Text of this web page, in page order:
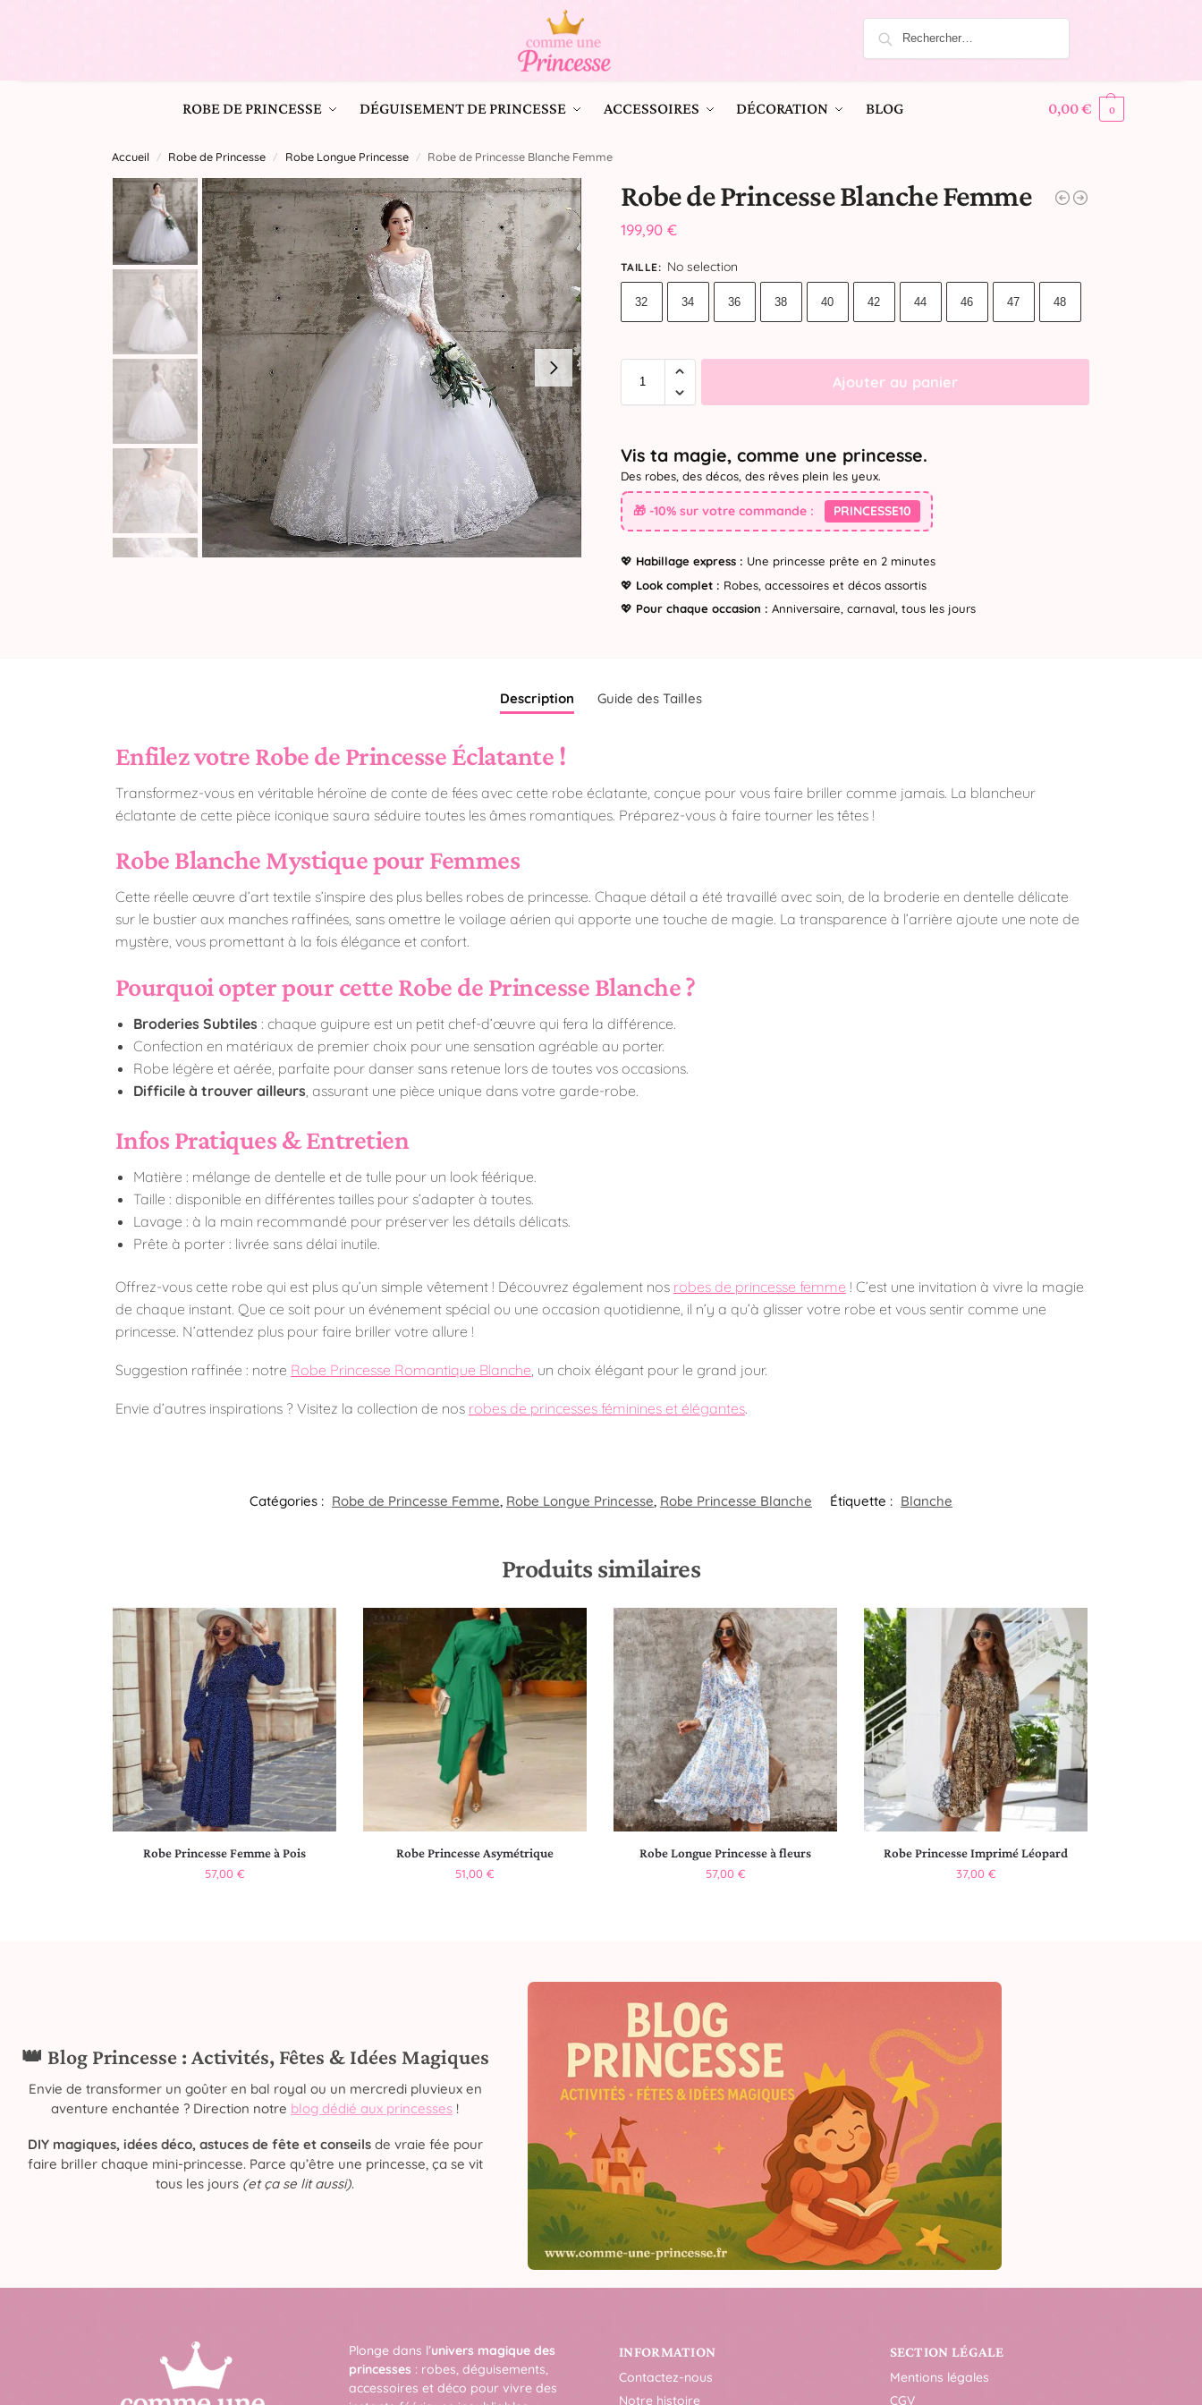
ROBE DE PRINCESSE DÉGUISEMENT DE PRINCESSE ACCESSOIRES DÉCORATION BLOG 0,00€ 0
Accueil / Robe de Princesse / Robe Longue Princesse​ / Robe de Princesse Blanche Femme
Robe de Princesse Blanche Femme
199,90 €
TAILLE: No selection
32 34 36 38 40 42 44 46 47 48
Ajouter au panier
Vis ta magie, comme une princesse.
Des robes, des décos, des rêves plein les yeux.
🎁 -10% sur votre commande : PRINCESSE10
💖 Habillage express : Une princesse prête en 2 minutes
💖 Look complet : Robes, accessoires et décos assortis
💖 Pour chaque occasion : Anniversaire, carnaval, tous les jours
Description Guide des Tailles
Enfilez votre Robe de Princesse Éclatante !
Transformez-vous en véritable héroïne de conte de fées avec cette robe éclatante, conçue pour vous faire briller comme jamais. La blancheur
éclatante de cette pièce iconique saura séduire toutes les âmes romantiques. Préparez-vous à faire tourner les têtes !
Robe Blanche Mystique pour Femmes
Cette réelle œuvre d’art textile s’inspire des plus belles robes de princesse. Chaque détail a été travaillé avec soin, de la broderie en dentelle délicate
sur le bustier aux manches raffinées, sans omettre le voilage aérien qui apporte une touche de magie. La transparence à l’arrière ajoute une note de
mystère, vous promettant à la fois élégance et confort.
Pourquoi opter pour cette Robe de Princesse Blanche ?
Broderies Subtiles : chaque guipure est un petit chef-d’œuvre qui fera la différence.
Confection en matériaux de premier choix pour une sensation agréable au porter.
Robe légère et aérée, parfaite pour danser sans retenue lors de toutes vos occasions.
Difficile à trouver ailleurs , assurant une pièce unique dans votre garde-robe.
Infos Pratiques & Entretien
Matière : mélange de dentelle et de tulle pour un look féérique.
Taille : disponible en différentes tailles pour s’adapter à toutes.
Lavage : à la main recommandé pour préserver les détails délicats.
Prête à porter : livrée sans délai inutile.
Offrez-vous cette robe qui est plus qu’un simple vêtement ! Découvrez également nos robes de princesse femme ! C’est une invitation à vivre la magie
de chaque instant. Que ce soit pour un événement spécial ou une occasion quotidienne, il n’y a qu’à glisser votre robe et vous sentir comme une
princesse. N’attendez plus pour faire briller votre allure !
Suggestion raffinée : notre Robe Princesse Romantique Blanche , un choix élégant pour le grand jour.
Envie d’autres inspirations ? Visitez la collection de nos robes de princesses féminines et élégantes.
Catégories : Robe de Princesse Femme, Robe Longue Princesse​, Robe Princesse Blanche Étiquette : Blanche
Produits similaires
Robe Princesse Femme à Pois
57,00 €
Robe Princesse Asymétrique
51,00€
Robe Longue Princesse à fleurs
57,00 €
Robe Princesse Imprimé Léopard
37,00 €
👑 Blog Princesse : Activités, Fêtes & Idées Magiques
Envie de transformer un goûter en bal royal ou un mercredi pluvieux en
aventure enchantée ? Direction notre blog dédié aux princesses !
DIY magiques, idées déco, astuces de fête et conseilsde vraie fée pour
faire briller chaque mini-princesse. Parce qu’être une princesse, ça se vit
tous les jours (et ça se lit aussi).
Plonge dans l’univers magique des
princesses : robes, déguisements,
accessoires et déco pour vivre des
INFORMATION
Contactez-nous
Notre histoire
SECTION LÉGALE
Mentions légales
CGV